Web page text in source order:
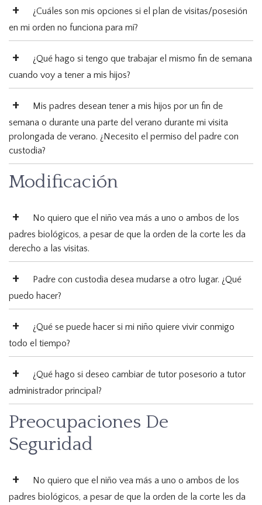
¿Cuáles son mis opciones si el plan de visitas/posesión
en mi orden no funciona para mí?
¿Qué hago si tengo que trabajar el mismo fin de semana
cuando voy a tener a mis hijos?
Mis padres desean tener a mis hijos por un fin de
semana o durante una parte del verano durante mi visita
prolongada de verano. ¿Necesito el permiso del padre con
custodia?
Modificación
No quiero que el niño vea más a uno o ambos de los
padres biológicos, a pesar de que la orden de la corte les da
derecho a las visitas.
Padre con custodia desea mudarse a otro lugar. ¿Qué
puedo hacer?
¿Qué se puede hacer si mi niño quiere vivir conmigo
todo el tiempo?
¿Qué hago si deseo cambiar de tutor posesorio a tutor
administrador principal?
Preocupaciones De
Seguridad
No quiero que el niño vea más a uno o ambos de los
padres biológicos, a pesar de que la orden de la corte les da